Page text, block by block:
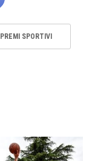
PREMI SPORTIVI